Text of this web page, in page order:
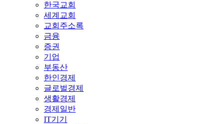
한국교회
세계교회
교회주소록
금융
증권
기업
부동산
한인경제
글로벌경제
생활경제
경제일반
IT기기